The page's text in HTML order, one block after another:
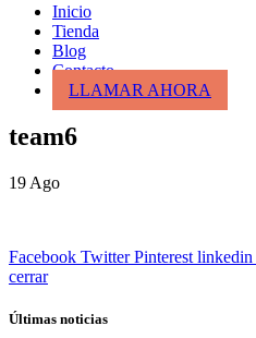
Inicio
Tienda
Blog
Contacto
LLAMAR AHORA
team6
19 Ago
Facebook Twitter Pinterest linkedin
cerrar
Últimas noticias